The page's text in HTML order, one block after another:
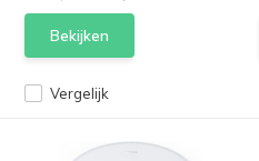
Vergelijk
Bekijken